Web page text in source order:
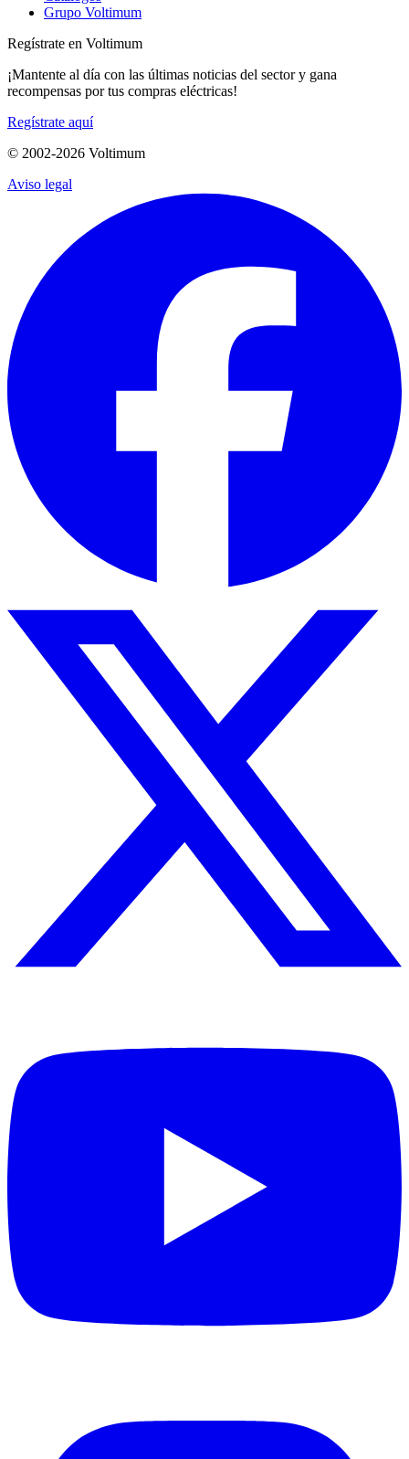
Grupo Voltimum
Regístrate en Voltimum
¡Mantente al día con las últimas noticias del sector y gana
recompensas por tus compras eléctricas!
Regístrate aquí
© 2002-2026 Voltimum
Aviso legal